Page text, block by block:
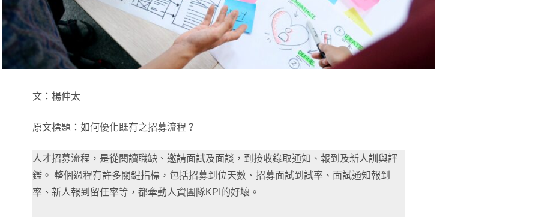
文：楊伸太
原文標題：如何優化既有之招募流程？
人才招募流程，是從閱讀職缺、邀請面試及面談，到接收錄取通知、報到及新人訓與評
鑑。 整個過程有許多關鍵指標，包括招募到位天數、招募面試到試率、面試通知報到
率、新人報到留任率等，都牽動人資團隊KPI的好壞。